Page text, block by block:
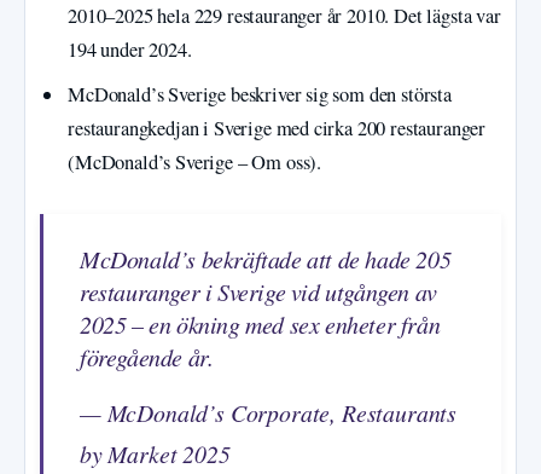
2010–2025 hela 229 restauranger år 2010. Det lägsta var
194 under 2024.
McDonald’s Sverige beskriver sig som den största
restaurangkedjan i Sverige med cirka 200 restauranger
(McDonald’s Sverige – Om oss).
McDonald’s bekräftade att de hade 205
restauranger i Sverige vid utgången av
2025 – en ökning med sex enheter från
föregående år.
— McDonald’s Corporate, Restaurants
by Market 2025